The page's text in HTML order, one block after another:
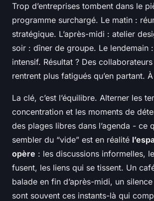
Trop d’entreprises tombent dans le
programme surchargé. Le matin :
stratégique. L’après-midi : atelier
soir : dîner de groupe. Le lendemain
intensif. Résultat ? Des
rentrent plus fatigués qu’en partant.
La clé, c’est l’équilibre. Alterner les
concentration et les moments de
des plages libres dans l’agenda - ce
sembler du “vide” est en réalité
opère : les discussions informelles,
fusent, les liens qui se tissent. Un
balade en fin d’après-midi, un
sont souvent ces instants-là qui